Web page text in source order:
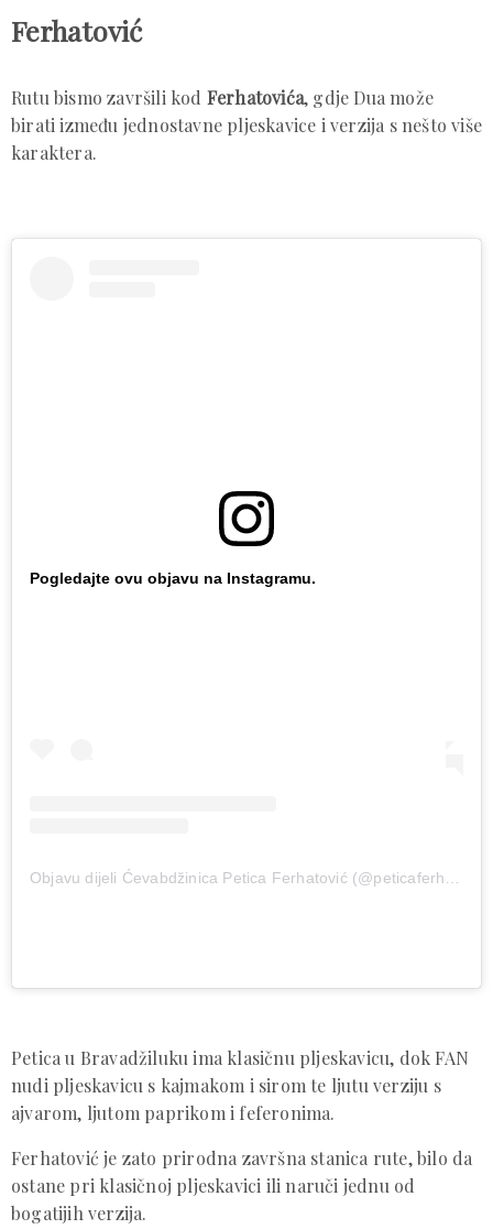
Ferhatović
Rutu bismo završili kod Ferhatovića, gdje Dua može
birati između jednostavne pljeskavice i verzija s nešto više
karaktera.
Pogledajte ovu objavu na Instagramu.
Petica u Bravadžiluku ima klasičnu pljeskavicu, dok FAN
nudi pljeskavicu s kajmakom i sirom te ljutu verziju s
ajvarom, ljutom paprikom i feferonima.
Ferhatović je zato prirodna završna stanica rute, bilo da
ostane pri klasičnoj pljeskavici ili naruči jednu od
bogatijih verzija.